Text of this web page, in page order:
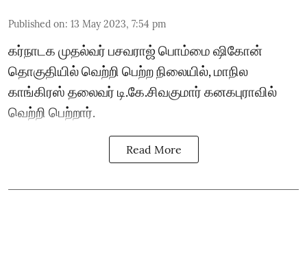
Published on: 13 May 2023, 7:54 pm
கர்நாடக முதல்வர் பசவராஜ் பொம்மை ஷிகோன்
தொகுதியில் வெற்றி பெற்ற நிலையில், மாநில
காங்கிரஸ் தலைவர் டி.கே.சிவகுமார் கனகபுராவில்
வெற்றி பெற்றார்.
Read More